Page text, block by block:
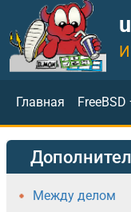
Перейти к
Основная
Главная FreeBSD
Между делом